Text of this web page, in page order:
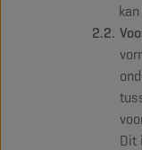
Dit